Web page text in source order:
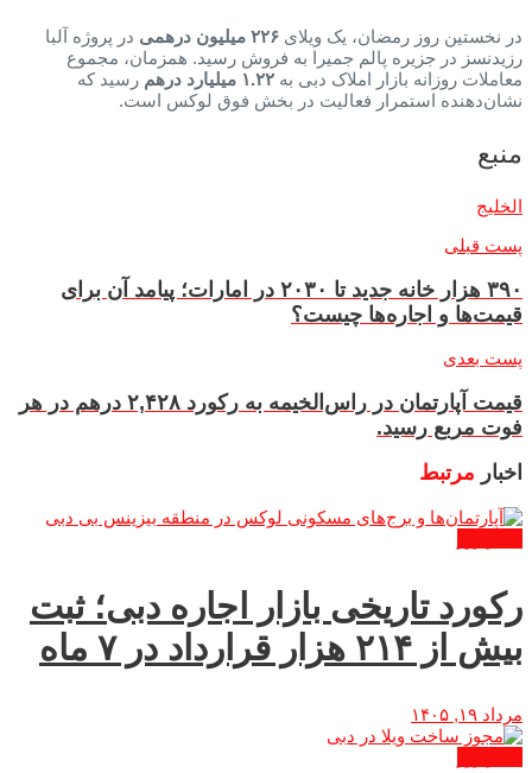
در نخستین روز رمضان، یک ویلای ۲۲۶ میلیون درهمی
در پروژه آلبا
رزیدنسز در جزیره پالم جمیرا به فروش رسید. همزمان، مجموع
معاملات روزانه بازار املاک دبی به ۱.۲۲ میلیارد درهم
رسید که
نشان‌دهنده استمرار فعالیت در بخش فوق لوکس است.
منبع
الخلیج
پست قبلی
۳۹۰ هزار خانه جدید تا ۲۰۳۰ در امارات؛ پیامد آن برای
قیمت‌ها و اجاره‌ها چیست؟
پست بعدی
قیمت آپارتمان در راس‌الخیمه به رکورد ۲,۴۲۸ درهم در هر
فوت مربع رسید.
اخبار مرتبط
رکورد تاریخی بازار اجاره دبی؛ ثبت
بیش از ۲۱۴ هزار قرارداد در ۷ ماه
مرداد ۱۹, ۱۴۰۵